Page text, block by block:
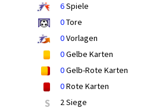
6Spiele
0Tore
0Vorlagen
0Gelbe Karten
0Gelb-Rote Karten
0Rote Karten
S 2 Siege